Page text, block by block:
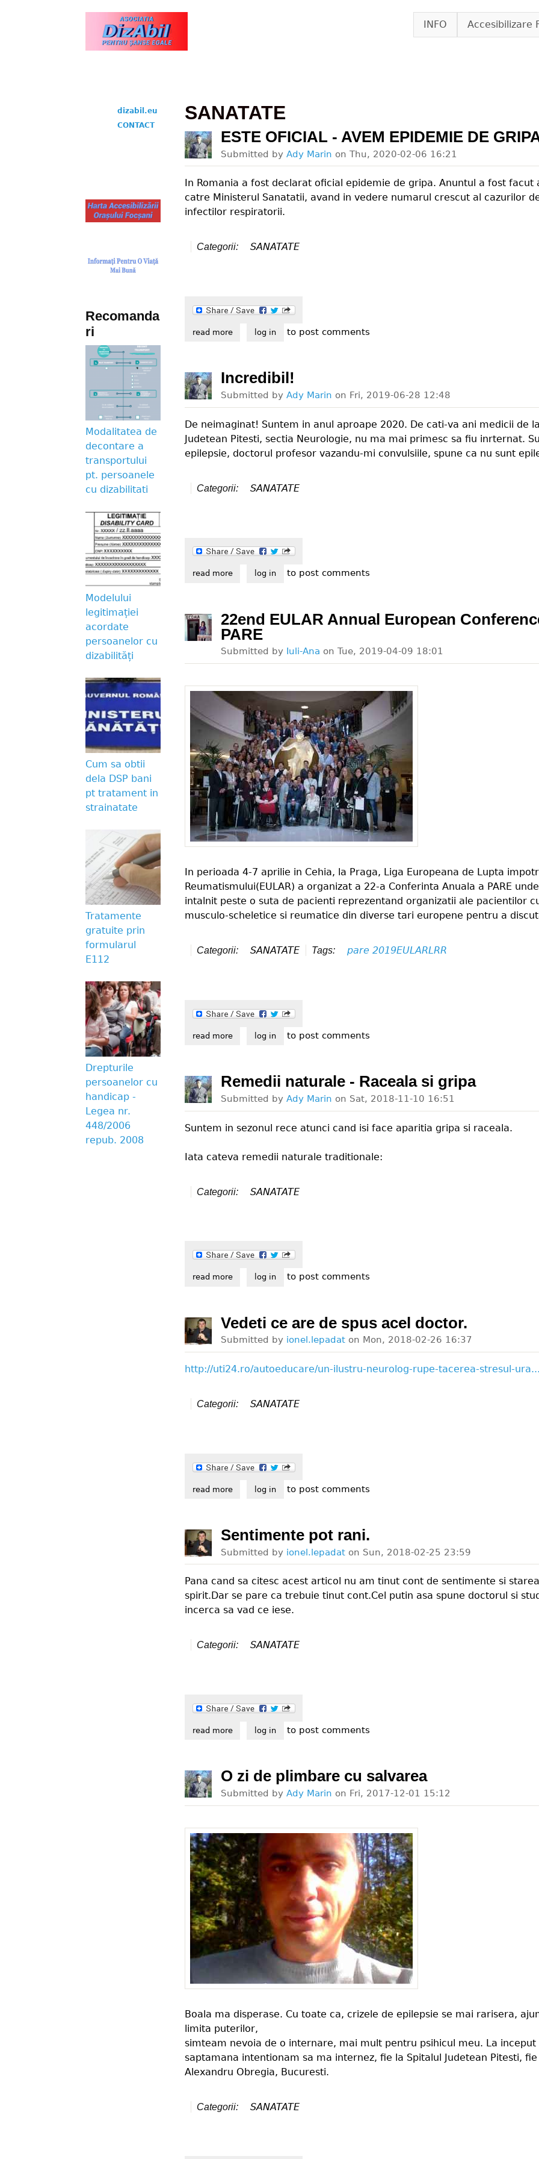
Skip to main content
www.dizabil.eu INFO Accesibilizare
SANATATE
ESTE OFICIAL - AVEM EPIDEMIE DE
Submitted by Ady Marin on Thu, 2020-02-06 16:21
In Romania a fost declarat oficial epidemie de gripa. Anuntul a fost facut
catre Ministerul Sanatatii, avand in vedere numarul crescut al cazurilor
infectilor respiratorii.
Categorii: SANATATE
read moreabout este oficial - avem epidemie de gripa!
log in to post comments
Incredibil!
Submitted by Ady Marin on Fri, 2019-06-28 12:48
De neimaginat! Suntem in anul aproape 2020. De cati-va ani medicii de
Judetean Pitesti, sectia Neurologie, nu ma mai primesc sa fiu inrternat.
epilepsie, doctorul profesor vazandu-mi convulsiile, spune ca nu sunt
Categorii: SANATATE
read moreabout incredibil!
log in to post comments
22end EULAR Annual European
PARE
Submitted by Iuli-Ana on Tue, 2019-04-09 18:01
In perioada 4-7 aprilie in Cehia, la Praga, Liga Europeana de Lupta
Reumatismului(EULAR) a organizat a 22-a Conferinta Anuala a PARE
intalnit peste o suta de pacienti reprezentand organizatii ale pacientilor
musculo-scheletice si reumatice din diverse tari europene pentru a
Categorii: SANATATE Tags: pare 2019EULARLRR
read moreabout 22end eular annual european conference of pare
log in to post comments
Remedii naturale - Raceala si gripa
Submitted by Ady Marin on Sat, 2018-11-10 16:51
Suntem in sezonul rece atunci cand isi face aparitia gripa si raceala.
Iata cateva remedii naturale traditionale:
Categorii: SANATATE
read moreabout remedii naturale - raceala si gripa
log in to post comments
Vedeti ce are de spus acel doctor.
Submitted by ionel.lepadat on Mon, 2018-02-26 16:37
http://uti24.ro/autoeducare/un-ilustru-neurolog-rupe-tacerea-stresul-ura...
Categorii: SANATATE
read moreabout vedeti ce are de spus acel doctor.
log in to post comments
Sentimente pot rani.
Submitted by ionel.lepadat on Sun, 2018-02-25 23:59
Pana cand sa citesc acest articol nu am tinut cont de sentimente si
spirit.Dar se pare ca trebuie tinut cont.Cel putin asa spune doctorul si
incerca sa vad ce iese.
Categorii: SANATATE
read moreabout sentimente pot rani.
log in to post comments
O zi de plimbare cu salvarea
Submitted by Ady Marin on Fri, 2017-12-01 15:12
Boala ma disperase. Cu toate ca, crizele de epilepsie se mai rarisera,
limita puterilor,
simteam nevoia de o internare, mai mult pentru psihicul meu. La inceput
saptamana intentionam sa ma internez, fie la Spitalul Judetean Pitesti, fie
Alexandru Obregia, Bucuresti.
Categorii: SANATATE
dizabil.eu
CONTACT
Recomanda
ri
Modalitatea de
decontare a
transportului
pt. persoanele
cu dizabilitati
Modelului
legitimației
acordate
persoanelor cu
dizabilități
Cum sa obtii
dela DSP bani
pt tratament in
strainatate
Tratamente
gratuite prin
formularul
E112
Drepturile
persoanelor cu
handicap -
Legea nr.
448/2006
repub. 2008